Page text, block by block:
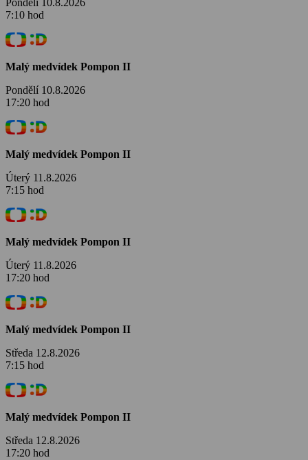
Pondělí 10.8.2026
7:10 hod
Malý medvídek Pompon II
Pondělí 10.8.2026
17:20 hod
Malý medvídek Pompon II
Úterý 11.8.2026
7:15 hod
Malý medvídek Pompon II
Úterý 11.8.2026
17:20 hod
Malý medvídek Pompon II
Středa 12.8.2026
7:15 hod
Malý medvídek Pompon II
Středa 12.8.2026
17:20 hod